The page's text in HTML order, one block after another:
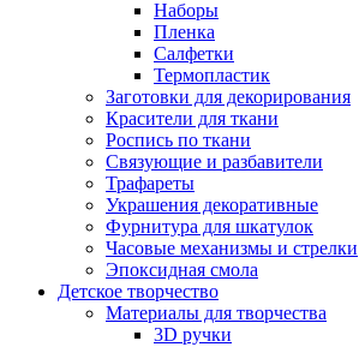
Наборы
Пленка
Салфетки
Термопластик
Заготовки для декорирования
Красители для ткани
Роспись по ткани
Связующие и разбавители
Трафареты
Украшения декоративные
Фурнитура для шкатулок
Часовые механизмы и стрелки
Эпоксидная смола
Детское творчество
Материалы для творчества
3D ручки